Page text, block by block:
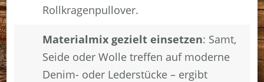
Rollkragenpullover.
Materialmix gezielt einsetzen: Samt,
Seide oder Wolle treffen auf moderne
Denim- oder Lederstücke – ergibt